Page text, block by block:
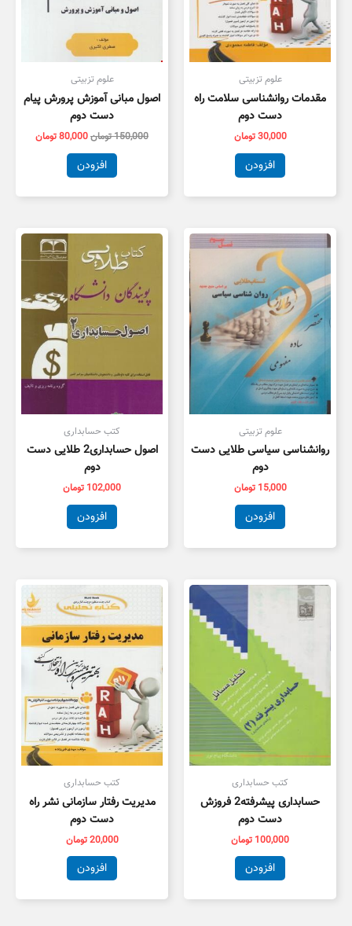
علوم تزبیتی
مقدمات روانشناسی سلامت راه
دست دوم
30,000تومان
افزودن
علوم تزبیتی
اصول مبانی آموزش پرورش پیام
دست دوم
150,000تومان80,000تومان
افزودن
علوم تزبیتی
روانشناسی سیاسی طلایی دست
دوم
15,000 تومان
افزودن
کتب حسابداری
اصول حسابداری2 طلایی دست
دوم
102,000 تومان
افزودن
کتب حسابداری
حسابداری پیشرفته2 فروزش
دست دوم
100,000 تومان
افزودن
کتب حسابداری
مدیریت رفتار سازمانی نشر راه
دست دوم
20,000تومان
افزودن